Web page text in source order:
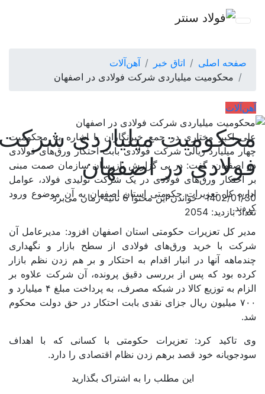
صفحه اصلی اتاق خبر
آهن‌آلات
محکومیت میلیاردی شرکت فولادی در اصفهان
آهن‌آلات
محکومیت میلیاردی
فولادی در اصفهان
1402/01/30
خواندن این محتوا 6 ثانیه زمان می‌برد
تعداد بازدید: 2054
علی اکبر مختاری در جمع خبرنگاران با اشاره به محکومیت
چهار میلیارد ریالی شرکت فولادی بابت احتکار ورق‌های فولادی
در اصفهان، گفت: در پی گزارش بازرسان سازمان صمت مبنی
بر احتکار ورق‌های فولادی در یک شرکت تولیدی فولاد، عوامل
اداره کل تعزیرات حکومتی استان اصفهان به آن موضوع ورود
کردند.
مدیر کل تعزیرات حکومتی استان اصفهان افزود: مدیرعامل آن
شرکت با خرید ورق‌های فولادی از سطح بازار و نگهداری
چندماهه آنها در انبار اقدام به احتکار و بر هم زدن نظم بازار
کرده‌ بود که پس از بررسی دقیق پرونده، آن شرکت علاوه بر
الزام به توزیع کالا در شبکه مصرف، به پرداخت مبلغ ۴ میلیارد و
۷۰۰ میلیون ریال جزای نقدی بابت احتکار در حق دولت محکوم
شد.
وی تاکید کرد: تعزیرات حکومتی با کسانی که با اهداف
سودجویانه خود قصد برهم زدن نظام اقتصادی را دارد.
این مطلب را به اشتراک بگذارید